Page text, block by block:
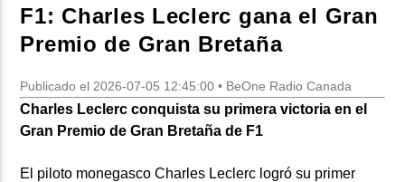
F1: Charles Leclerc gana el Gran
Premio de Gran Bretaña
Publicado el 2026-07-05 12:45:00 • BeOne Radio Canada
Charles Leclerc conquista su primera victoria en el
Gran Premio de Gran Bretaña de F1
El piloto monegasco Charles Leclerc logró su primer